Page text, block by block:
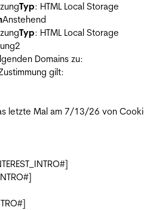
Typ: HTML Local Storage
Anstehend
Typ: HTML Local Storage
2
Domains zu:
gilt:
letzte Mal am 7/13/26 von